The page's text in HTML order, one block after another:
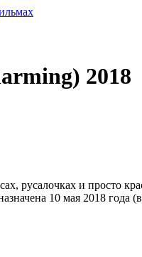
2018
русалочках и просто
10 мая 2018 года